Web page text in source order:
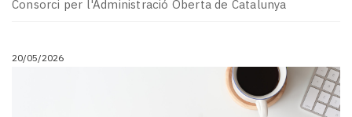
Subscriptors
newsletter
Consorci per l'Administració Oberta de Catalunya
20/05/2026